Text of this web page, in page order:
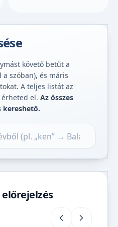
követő betűt a
szóban), és máris
A teljes listát az
érheted el. Az összes
kereshető.